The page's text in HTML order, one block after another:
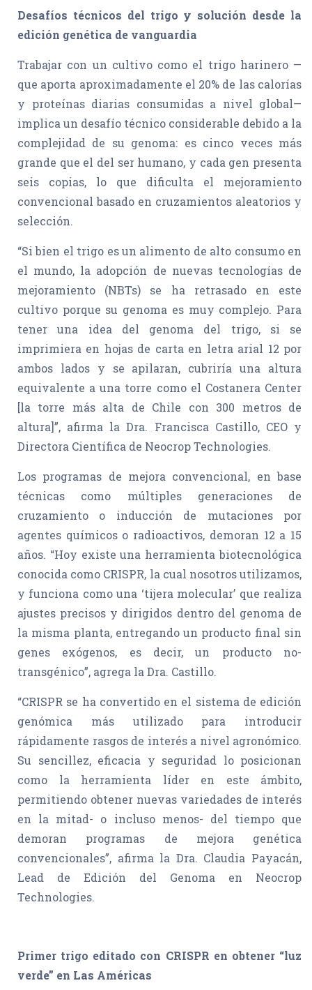
Desafíos técnicos del trigo y solución desde la
edición genética de vanguardia
Trabajar con un cultivo como el trigo harinero —
que aporta aproximadamente el 20% de las calorías
y proteínas diarias consumidas a nivel global—
implica un desafío técnico considerable debido a la
complejidad de su genoma: es cinco veces más
grande que el del ser humano, y cada gen presenta
seis copias, lo que dificulta el mejoramiento
convencional basado en cruzamientos aleatorios y
selección.
“Si bien el trigo es un alimento de alto consumo en
el mundo, la adopción de nuevas tecnologías de
mejoramiento (NBTs) se ha retrasado en este
cultivo porque su genoma es muy complejo. Para
tener una idea del genoma del trigo, si se
imprimiera en hojas de carta en letra arial 12 por
ambos lados y se apilaran, cubriría una altura
equivalente a una torre como el Costanera Center
[la torre más alta de Chile con 300 metros de
altura]”, afirma la Dra. Francisca Castillo, CEO y
Directora Científica de Neocrop Technologies.
Los programas de mejora convencional, en base
técnicas como múltiples generaciones de
cruzamiento o inducción de mutaciones por
agentes químicos o radioactivos, demoran 12 a 15
años. “Hoy existe una herramienta biotecnológica
conocida como CRISPR, la cual nosotros utilizamos,
y funciona como una ‘tijera molecular’ que realiza
ajustes precisos y dirigidos dentro del genoma de
la misma planta, entregando un producto final sin
genes exógenos, es decir, un producto no-
transgénico”, agrega la Dra. Castillo.
“CRISPR se ha convertido en el sistema de edición
genómica más utilizado para introducir
rápidamente rasgos de interés a nivel agronómico.
Su sencillez, eficacia y seguridad lo posicionan
como la herramienta líder en este ámbito,
permitiendo obtener nuevas variedades de interés
en la mitad- o incluso menos- del tiempo que
demoran programas de mejora genética
convencionales”, afirma la Dra. Claudia Payacán,
Lead de Edición del Genoma en Neocrop
Technologies.
Primer trigo editado con CRISPR en obtener “luz
verde” en Las Américas